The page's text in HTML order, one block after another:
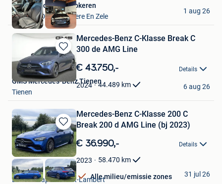
Hedin Automotive Lokeren
Lokeren+Deel Overmere En Zele
1 aug 26
Bewaren
in
Mijn
Favorieten
Mercedes-Benz C-Klasse Break C
300 de AMG Line
€ 43.750,- Details
2024 44.489 km
GMS Mercedes-Benz Tienen
Tienen
6 aug 26
Bewaren
in
Mijn
Favorieten
Mercedes-Benz C-Klasse 200 C
Break 200 d AMG Line (bj 2023)
€ 36.990,- Details
2023 58.470 km
Alle milieu/emissie zones
B Cars
Lasne-Chapelle-Saint-Lambert
31 jul 26